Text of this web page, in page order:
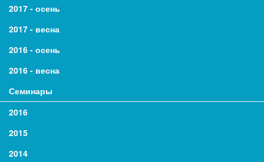
2017 - осень
2017 - весна
2016 - осень
2016 - весна
Семинары
2016
2015
2014